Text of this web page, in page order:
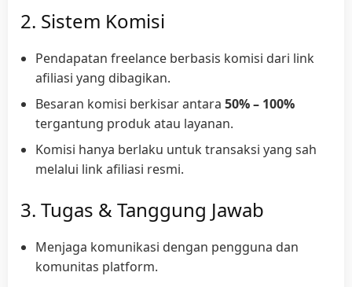
2. Sistem Komisi
Pendapatan freelance berbasis komisi dari link
afiliasi yang dibagikan.
Besaran komisi berkisar antara50% – 100%
tergantung produk atau layanan.
Komisi hanya berlaku untuk transaksi yang sah
melalui link afiliasi resmi.
3. Tugas & Tanggung Jawab
Menjaga komunikasi dengan pengguna dan
komunitas platform.